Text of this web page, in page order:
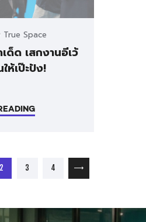
True Space
เด็ด เสกงานอีเว้
ห้เป๊ะปัง!
รื่อง
<PAGE
2 PAGE
3 PAGE
4